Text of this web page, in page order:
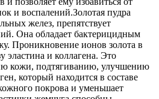
и воспалений.Золотая пудра
желез, препятствует
Она обладает бактерицидным
Проникновение ионов золота в
эластина и коллагена. Это
кожи, подтягиванию, улучшению
который находится в составе
покрова и уменьшает